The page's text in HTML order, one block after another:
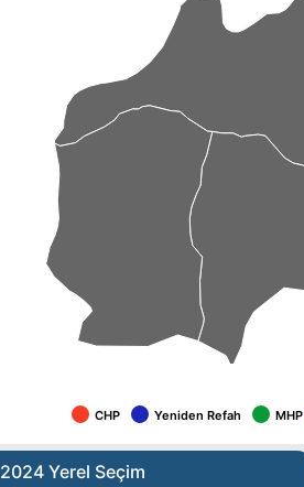
CHP Yeniden Refah MHP
2024 Yerel Seçim